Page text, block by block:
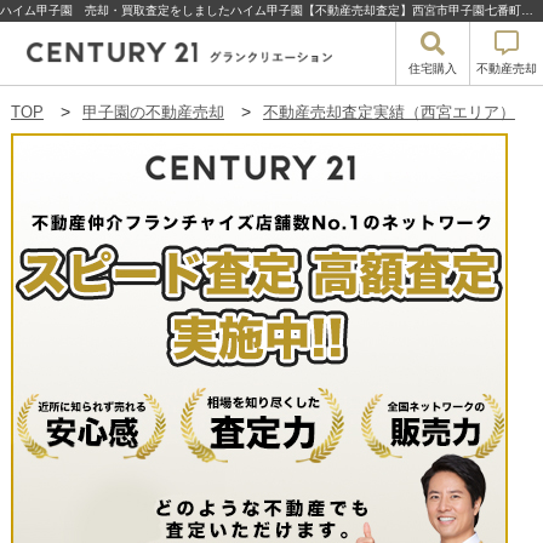
住宅購入 不動産売却
TOP 甲子園の不動産売却 不動産売却査定実績（西宮エリア）